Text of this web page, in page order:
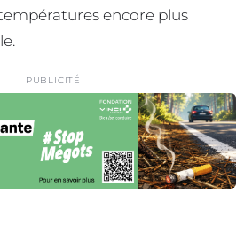
encore plus
PUBLICITÉ